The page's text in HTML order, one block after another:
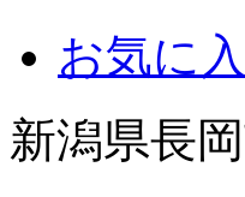
お気に
新潟県長